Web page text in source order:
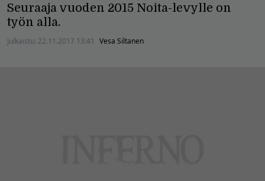
Seuraaja vuoden 2015 Noita-levylle on
työn alla.
Julkaistu: 22.11.2017 13:41 Vesa Siltanen